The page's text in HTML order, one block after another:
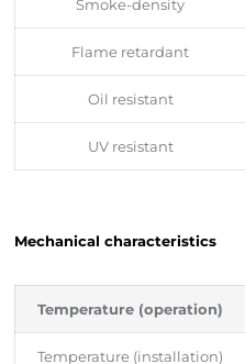
Smoke-density
Flame retardant
Oil resistant
UV resistant
Mechanical characteristics
Temperature (operation)
Temperature (installation)